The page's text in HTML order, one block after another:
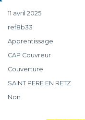
11 avril 2025
ref8b33
Apprentissage
CAP Couvreur
Couverture
SAINT PERE EN RETZ
Non